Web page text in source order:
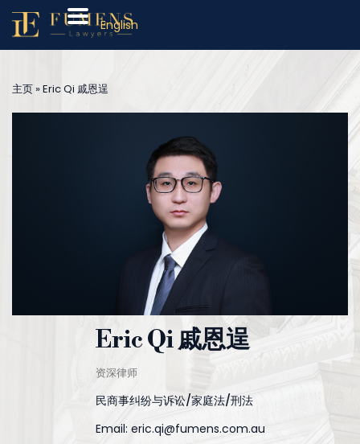
English
主页 »Eric Qi 戚恩逞
Eric Qi 戚恩逞
资深律师
民商事纠纷与诉讼/家庭法/刑法
Email: eric.qi@fumens.com.au